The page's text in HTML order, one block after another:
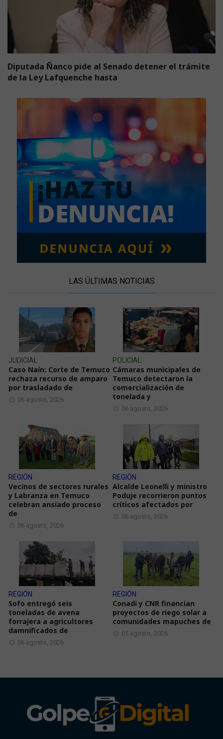
Diputada Ñanco pide al Senado detener el trámite
de la Ley Lafquenche hasta
LAS ÚLTIMAS NOTICIAS
JUDICIAL
Caso Naín: Corte de Temuco
rechaza recurso de amparo
por trasladado de
06 agosto, 2026
POLICIAL
Cámaras municipales de
Temuco detectaron la
comercialización de
tonelada y
06 agosto, 2026
REGIÓN
Vecinos de sectores rurales
y Labranza en Temuco
celebran ansiado proceso
de
06 agosto, 2026
REGIÓN
Alcalde Leonelli y ministro
Poduje recorrieron puntos
críticos afectados por
06 agosto, 2026
REGIÓN
Sofo entregó seis
toneladas de avena
forrajera a agricultores
damnificados de
06 agosto, 2026
REGIÓN
Conadi y CNR financian
proyectos de riego solar a
comunidades mapuches de
05 agosto, 2026